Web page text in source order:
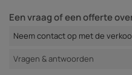
Een vraag of een offerte
Neem contact op met de
Vragen & antwoorden